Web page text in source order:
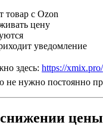
товар с Ozon
цену
уведомление
здесь: https://xmix.pro/
не нужно постоянно
цены